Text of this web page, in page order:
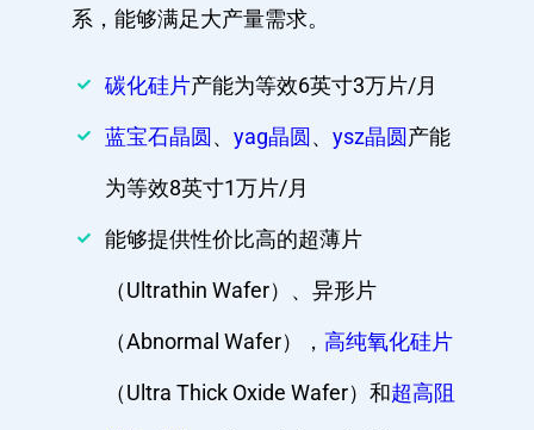
系，能够满足大产量需求。
碳化硅片产能为等效6英寸3万片/月
蓝宝石晶圆 、 yag晶圆 、 ysz晶圆 产能
为等效8英寸1万片/月
能够提供性价比高的超薄片
（Ultrathin Wafer）、异形片
（Abnormal Wafer）， 高纯氧化硅片
（Ultra Thick Oxide Wafer）和超高阻